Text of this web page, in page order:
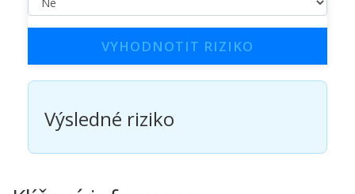
VYHODNOTIT RIZIKO
Výsledné riziko